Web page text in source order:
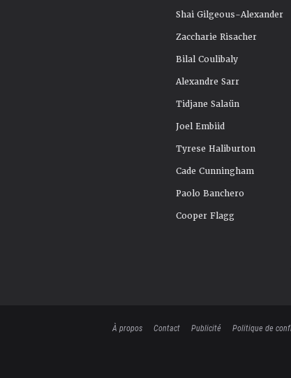
Shai Gilgeous-Alexander
Zaccharie Risacher
Bilal Coulibaly
Alexandre Sarr
Tidjane Salaün
Joel Embiid
Tyrese Haliburton
Cade Cunningham
Paolo Banchero
Cooper Flagg
À propos Contact Publicité Politique de